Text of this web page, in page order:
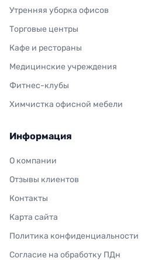
Утренняя уборка офисов
Торговые центры
Кафе и рестораны
Медицинские учреждения
Фитнес-клубы
Химчистка офисной мебели
Информация
О компании
Отзывы клиентов
Контакты
Карта сайта
Политика конфиденциальности
Согласие на обработку ПДн